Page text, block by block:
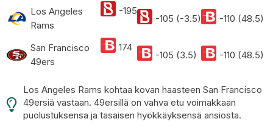
Los Angeles
Rams
San Francisco
49ers
-195
174
-105 (-3.5)
-105 (3.5)
-110 (48.5)
-110 (48.5)
Los Angeles Rams kohtaa kovan haasteen San Francisco
49ersiä vastaan. 49ersillä on vahva etu voimakkaan
puolustuksensa ja tasaisen hyökkäyksensä ansiosta.